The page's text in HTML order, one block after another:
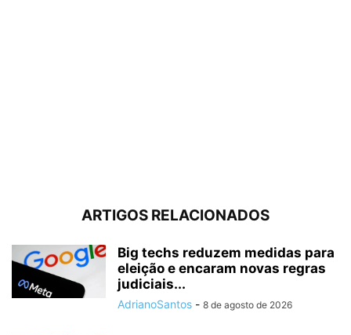
ARTIGOS RELACIONADOS
Big techs reduzem medidas para
eleição e encaram novas regras
judiciais...
AdrianoSantos - 8 de agosto de 2026